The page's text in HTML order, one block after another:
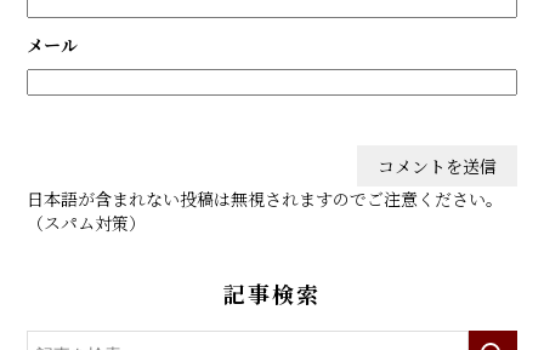
メール
日本語が含まれない投稿は無視されますのでご注意ください。
（スパム対策）
記事検索